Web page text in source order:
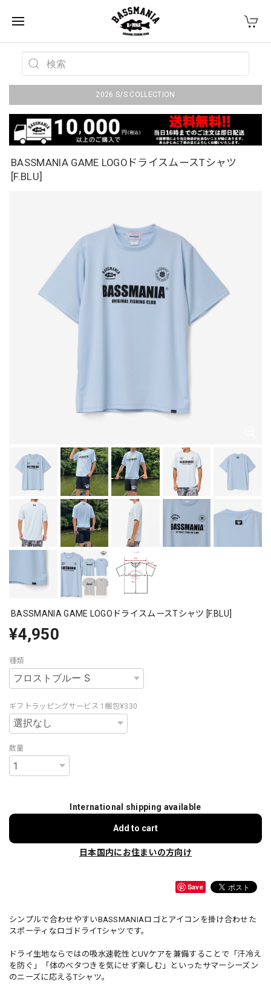
2026 S/S COLLECTION
BASSMANIA GAME LOGOドライスムースTシャツ
[F.BLU]
BASSMANIA GAME LOGOドライスムースTシャツ [F.BLU]
¥4,950
種類
ギフトラッピングサービス 1梱包¥330
数量
International shipping available
Add to cart
日本国内にお住まいの方向け
Save
シンプルで合わせやすいBASSMANIAロゴとアイコンを掛け合わせた
スポーティなロゴドライTシャツです。
ドライ生地ならではの吸水速乾性とUVケアを兼備することで「汗冷え
を防ぐ」「体のベタつきを気にせず楽しむ」といったサマーシーズン
のニーズに応えるTシャツ。